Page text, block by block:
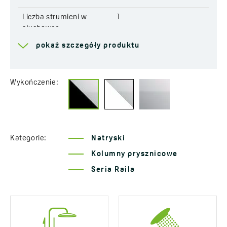
Długość węża:
1500 mm
Kod: PLI 70OB
Liczba strumieni w
słuchawce
Rodzaje strumieni Deszczowy
Wymiar słuchawki 198x32 mm
Długość drążka 875-1340 mm
Z regulacją wysokości
górnej deszczowni
natryskowego
stalowym
System antyskręt węża
pokaż szczegóły produktu
Wykończenie:
Kategorie: Natryski
Kolumny prysznicowe
Seria Raila